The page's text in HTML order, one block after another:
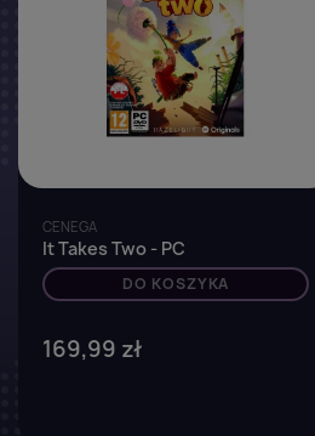
CENEGA
It Takes Two - PC
DO KOSZYKA
169,99 zł